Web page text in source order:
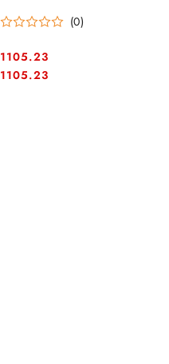
(0)
Cena:
1105.23
Cena:
1105.23